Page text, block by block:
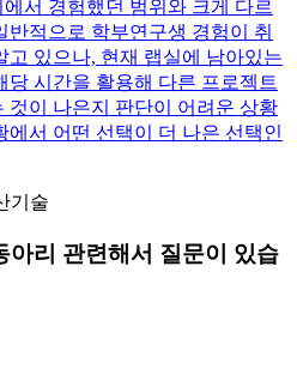
서 경험했던 범위와 크게 다르
반적으로 학부연구생 경험이 취
고 있으나, 현재 랩실에 남아있는
당 시간을 활용해 다른 프로젝트
것이 나은지 판단이 어려운 상황
에서 어떤 선택이 더 나은 선택인
기술
아리 관련해서 질문이 있습